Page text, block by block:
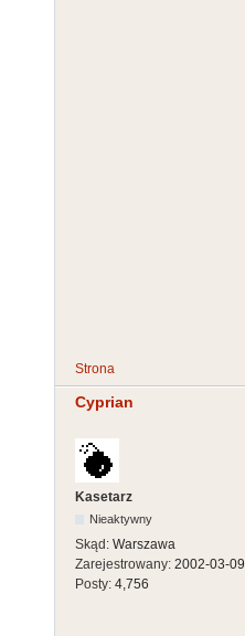
Strona
Cyprian
Kasetarz
Nieaktywny
Skąd: Warszawa
Zarejestrowany: 2002-03-09
Posty: 4,756